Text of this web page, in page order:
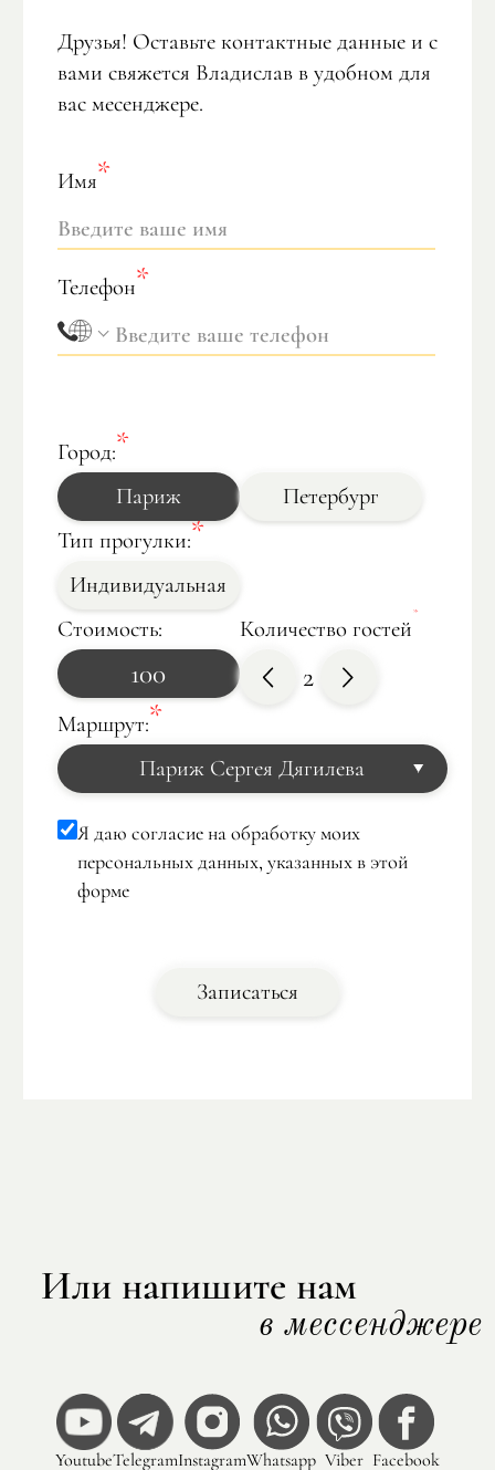
Друзья! Оставьте контактные данные и с
вами свяжется Владислав в удобном для
вас месенджере.
Имя
Телефон
Город:
Париж
Петербург
Тип прогулки:
Индивидуальная
Стоимость:
100
Количество гостей
2
Маршрут:
Париж Сергея Дягилева
Атлантида
Другое Возрождение: квартал Марэ
Фотограф в Париже
Париж Наполеона
Монмартр
ДНК Парижа: от Античности до
Средневековья
Я даю согласие на обработку моих
персональных данных, указанных в этой
форме
Записаться
Или напишите нам
в мессенджере
YoutubeTelegramInstagramWhatsapp Viber Facebook